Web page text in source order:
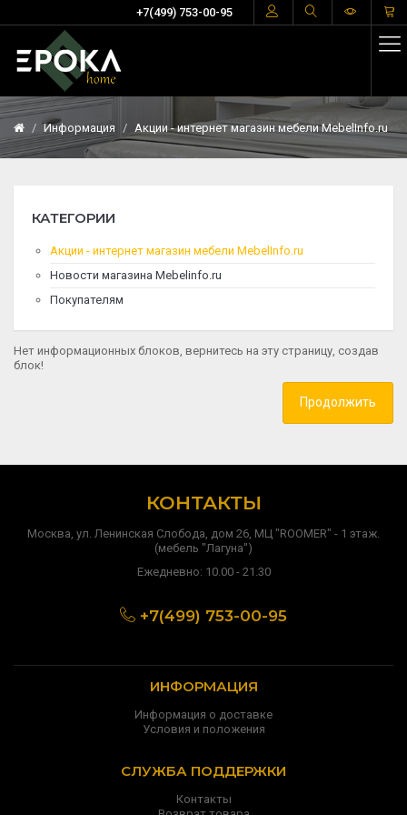
+7(499) 753-00-95
Информация Акции - интернет магазин мебели MebelInfo.ru
КАТЕГОРИИ
Акции - интернет магазин мебели MebelInfo.ru
Новости магазина Mebelinfo.ru
Покупателям
Нет информационных блоков, вернитесь на эту страницу, создав
блок!
Продолжить
КОНТАКТЫ
Москва, ул. Ленинская Слобода, дом 26, МЦ "ROOMER" - 1 этаж.
(мебель "Лагуна")
Ежедневно: 10.00 - 21.30
+7(499) 753-00-95
ИНФОРМАЦИЯ
Информация о доставке
Условия и положения
СЛУЖБА ПОДДЕРЖКИ
Контакты